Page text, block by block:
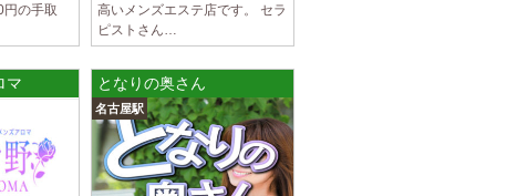
募集しております 完全歩合で50%〜60%以
完全個室待機など嬉しい高待遇が盛りだく
前駅]
フトで好きな時間に働ける 未経験者歓迎♪個
分の好きな事ができます♪ 可愛い制服もご用
円の手取
高いメンズエステ店です。 セラ
ピストさん…
マ となりの奥さん
名古屋駅